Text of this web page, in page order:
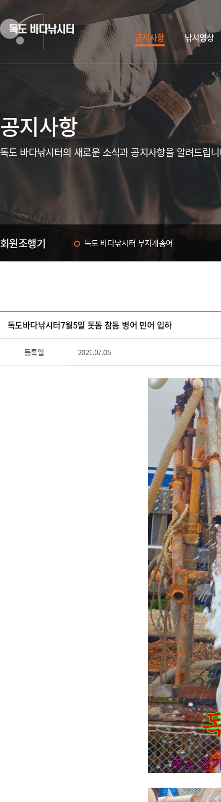
공지사항 낚시영상
공지사항
독도 바다낚시터의 새로운 소식과 공지사항을 알려드립
회원조행기
독도 바다낚시터 무지개송어
한여름의 화이팅! 독도 바다낚시터에서~
독도 바다낚시터 무지개송어
독도바다낚시터7월5일 돗돔 참돔 병어 민어 입하
등록일 2021.07.05